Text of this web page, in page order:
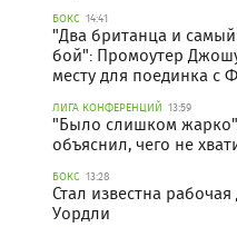
БОКС 14:41
"Два британца и
бой": Промоутер
месту для поединка с
ЛИГА КОНФЕРЕНЦИЙ 13:59
"Было слишком
объяснил, чего не
БОКС 13:28
Стал известна
Уордли